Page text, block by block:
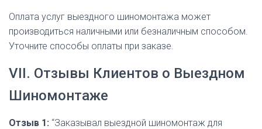
Оплата услуг выездного шиномонтажа может
производиться наличными или безналичным способом.
Уточните способы оплаты при заказе.
VII. Отзывы Клиентов о Выездном
Шиномонтаже
Отзыв 1: “Заказывал выездной шиномонтаж для